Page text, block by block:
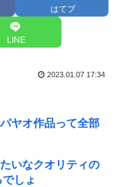
はてブ
LINE
2023.01.07 17:34
ヤオ作品って全部
いなクオリティの
しょ